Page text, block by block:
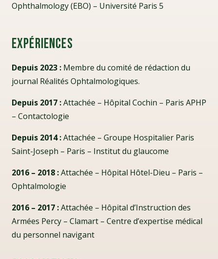
Ophthalmology (EBO) – Université Paris 5
Expériences
Depuis 2023 : Membre du comité de rédaction du
journal Réalités Ophtalmologiques.
Depuis 2017 :Attachée – Hôpital Cochin – Paris APHP
– Contactologie
Depuis 2014 :Attachée – Groupe Hospitalier Paris
Saint-Joseph – Paris – Institut du glaucome
2016 – 2018 :Attachée – Hôpital Hôtel-Dieu – Paris –
Ophtalmologie
2016 – 2017 :Attachée – Hôpital d’Instruction des
Armées Percy – Clamart – Centre d’expertise médical
du personnel navigant